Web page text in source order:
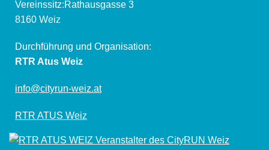
Vereinssitz:Rathausgasse 3
8160 Weiz
Durchführung und Organisation:
RTR Atus Weiz
info@cityrun-weiz.at
RTR ATUS Weiz